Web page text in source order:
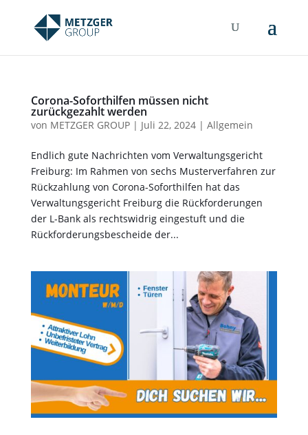
Corona-Soforthilfen müssen nicht
zurückgezahlt werden
von METZGER GROUP| Juli 22, 2024| Allgemein
Endlich gute Nachrichten vom Verwaltungsgericht
Freiburg: Im Rahmen von sechs Musterverfahren zur
Rückzahlung von Corona-Soforthilfen hat das
Verwaltungsgericht Freiburg die Rückforderungen
der L-Bank als rechtswidrig eingestuft und die
Rückforderungsbescheide der...